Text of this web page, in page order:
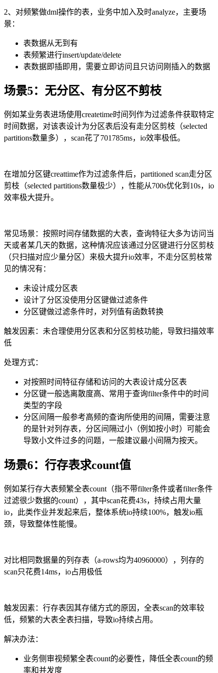
2、对频繁做dml操作的表，业务中加入及时analyze，主要场
景：
表数据从无到有
表频繁进行insert/update/delete
表数据即插即用，需要立即访问且只访问刚插入的数据
场景5：无分区、有分区不剪枝
例如某业务表进场使用createtime时间列作为过滤条件获取特定
时间数据，对该表设计为分区表后没有走分区剪枝（selected
partitions数量多）， scan花了701785ms， io效率极低。
在增加分区键creattime作为过滤条件后， partitioned scan走分区
剪枝（selected partitions数量极少），性能从700s优化到 10s， io
效率极大提升。
常见场景：按照时间存储数据的大表，查询特征大多为访问当
天或者某几天的数据，这种情况应该通过分区键进行分区剪枝
（只扫描对应少量分区）来极大提升io效率，不走分区剪枝常
见的情况有：
未设计成分区表
设计了分区没使用分区键做过滤条件
分区键做过滤条件时，对列值有函数转换
触发因素：未合理使用分区表和分区剪枝功能，导致扫描效率
低
处理方式：
对按照时间特征存储和访问的大表设计成分区表
分区键一般选离散度高、常用于查询filter条件中的时间
类型的字段
分区间隔一般参考高频的查询所使用的间隔，需要注意
的是针对列存表，分区间隔过小（例如按小时）可能会
导致小文件过多的问题，一般建议最小间隔为按天。
场景6：行存表求count值
例如某行存大表频繁全表count （指不带filter条件或者filter条件
过滤很少数据的count），其中scan花费43s，持续占用大量
io，此类作业并发起来后，整体系统io持续100%，触发io瓶
颈，导致整体性能慢。
对比相同数据量的列存表（a-rows均为40960000），列存的
scan只花费14ms， io占用极低
触发因素：行存表因其存储方式的原因，全表scan的效率较
低，频繁的大表全表扫描，导致io持续占用。
解决办法：
业务侧审视频繁全表count的必要性，降低全表count的频
率和并发度